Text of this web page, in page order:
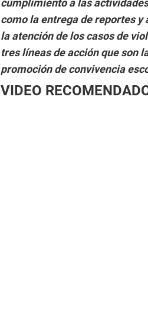
cumplimiento a las
como la entrega de reportes
la atención de los casos de
tres líneas de acción que son
promoción de convivencia
VIDEO